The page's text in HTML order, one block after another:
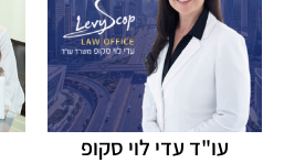
עו"ד עדי לוי סקופ